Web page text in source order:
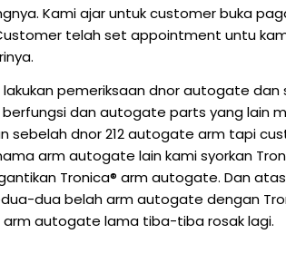
Kami ajar untuk customer buka
telah set appointment untu
pemeriksaan dnor autogate
dan autogate parts yang lain
sebelah dnor 212 autogate arm tapi
arm autogate lain kami syorkan
Tronica® arm autogate. Dan
dua belah arm autogate dengan
autogate lama tiba-tiba rosak lagi.